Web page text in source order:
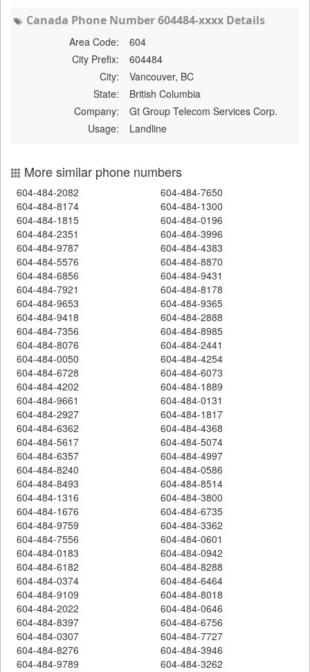
Canada Phone Number 604484-xxxx Details
Area Code:
604
City Prefix:
604484
City:
Vancouver, BC
State:
British Columbia
Company:
Gt Group Telecom Services Corp.
Usage:
Landline
More similar phone numbers
604-484-2082
604-484-7650
604-484-8174
604-484-1300
604-484-1815
604-484-0196
604-484-2351
604-484-3996
604-484-9787
604-484-4383
604-484-5576
604-484-8870
604-484-6856
604-484-9431
604-484-7921
604-484-8178
604-484-9653
604-484-9365
604-484-9418
604-484-2888
604-484-7356
604-484-8985
604-484-8076
604-484-2441
604-484-0050
604-484-4254
604-484-6728
604-484-6073
604-484-4202
604-484-1889
604-484-9661
604-484-0131
604-484-2927
604-484-1817
604-484-6362
604-484-4368
604-484-5617
604-484-5074
604-484-6357
604-484-4997
604-484-8240
604-484-0586
604-484-8493
604-484-8514
604-484-1316
604-484-3800
604-484-1676
604-484-6735
604-484-9759
604-484-3362
604-484-7556
604-484-0601
604-484-0183
604-484-0942
604-484-6182
604-484-8288
604-484-0374
604-484-6464
604-484-9109
604-484-8018
604-484-2022
604-484-0646
604-484-8397
604-484-6756
604-484-0307
604-484-7727
604-484-8276
604-484-3946
604-484-9789
604-484-3262